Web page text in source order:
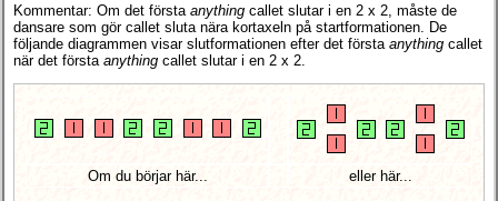
Kommentar: Om det första anything callet slutar i en 2 x 2, måste de
dansare som gör callet sluta nära kortaxeln på startformationen. De
följande diagrammen visar slutformationen efter det första anything callet
när det första anything callet slutar i en 2 x 2.
Om du börjar här... eller här...